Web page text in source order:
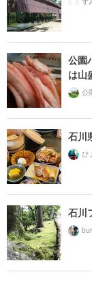
公園
は山
公
石川
ぴ
石川